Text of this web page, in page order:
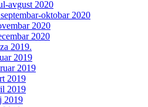
avgust 2020
oktobar 2020
2020
2020
2019.
2019
2019
2019
2019
2019